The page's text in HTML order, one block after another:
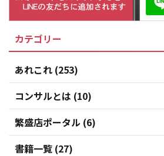
カテゴリー
あれこれ (253)
コンサルとは (10)
繁盛店ポータル (6)
書籍一覧 (27)